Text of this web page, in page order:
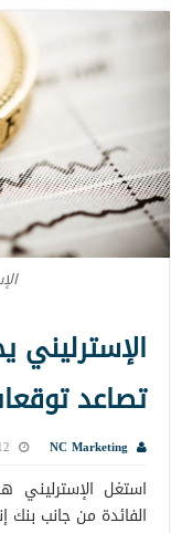
تصاعد
NC Marketing 12 يناير,
استغل الإسترليني
الفائدة من جانب بنك